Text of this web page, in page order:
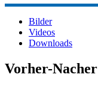
Bilder
Videos
Downloads
Vorher-Nacher